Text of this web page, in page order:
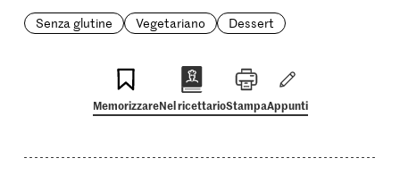
Senza glutine
Vegetariano Dessert
MemorizzareNel ricettarioStampaAppunti